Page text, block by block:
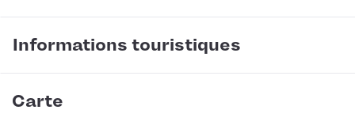
Informations touristiques
Carte